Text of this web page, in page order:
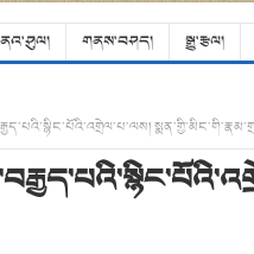
གནས་བཤད། སྒྱུ་རྩལ།